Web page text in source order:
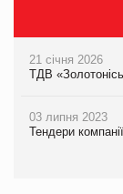
21 січня 2026
ТДВ
03 липня 2023
Тендери компанії